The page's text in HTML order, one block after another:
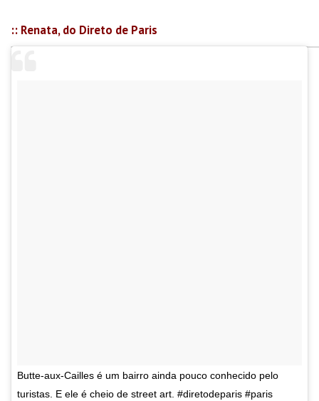
:: Renata, do Direto de Paris
Butte-aux-Cailles é um bairro ainda pouco conhecido pelo
turistas. E ele é cheio de street art. #diretodeparis #paris